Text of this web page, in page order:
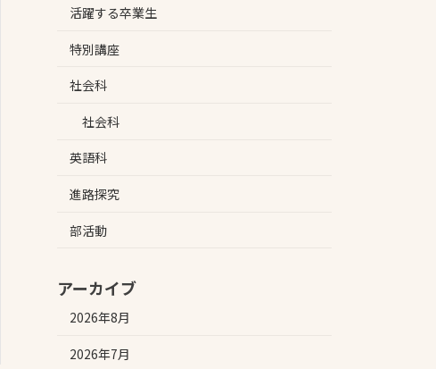
活躍する卒業生
特別講座
社会科
社会科
英語科
進路探究
部活動
アーカイブ
2026年8月
2026年7月